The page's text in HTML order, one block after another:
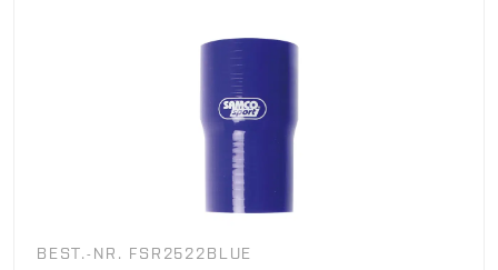
BEST.-NR. FSR2522BLUE